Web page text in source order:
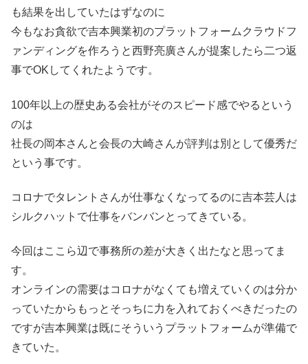
も結果を出していたはずなのに
今もなお貪欲で吉本興業初のプラットフォームクラウドフ
ァンディングを作ろうと西野亮廣さんが提案したら二つ返
事でOKしてくれたようです。
100年以上の歴史ある会社がそのスピード感でやるという
のは
社長の岡本さんと会長の大崎さんが評判は別として優秀だ
という事です。
コロナでタレントさんが仕事なくなってるのに吉本芸人は
シルクハットで仕事をバンバンとってきている。
今回はここら辺で事務所の差が大きく出たなと思ってま
す。
オンラインの需要はコロナがなくても増えていくのは分か
っていたからもっとそっちに力を入れておくべきだったの
ですが吉本興業は既にそういうプラットフォームが準備で
きていた。